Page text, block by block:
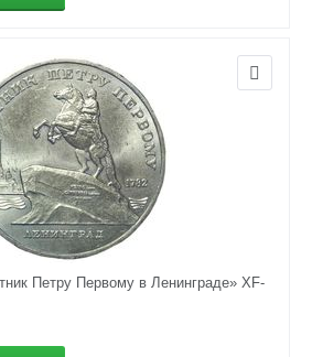
Петру Первому в Ленинграде» XF-